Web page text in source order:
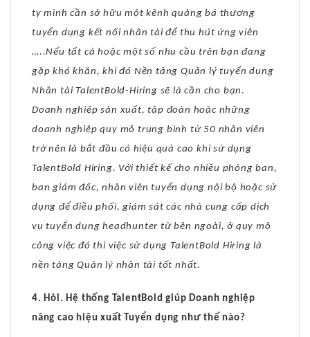
ty mình cần sở hữu một kênh quảng bá thương
tuyển dụng kết nối nhân tài để thu hút ứng viên
…..Nếu tất cả hoặc một số nhu cầu trên bạn đang
gặp khó khăn, khi đó Nền tảng Quản lý tuyển dụng
Nhân tài TalentBold-Hiring sẽ là cần cho bạn.
Doanh nghiệp sản xuất, tập đoàn hoặc những
doanh nghiệp quy mô trung bình từ 50 nhân viên
trở nên là bắt đầu có hiệu quả cao khi sử dụng
TalentBold Hiring. Với thiết kế cho nhiều phòng ban,
ban giám đốc, nhân viên tuyển dụng nội bộ hoặc sử
dụng để điều phối, giám sát các nhà cung cấp dịch
vụ tuyển dụng headhunter từ bên ngoài, ở quy mô
công việc đó thì việc sử dụng TalentBold Hiring là
nền tảng Quản lý nhân tài tốt nhất.
4. Hỏi. Hệ thống TalentBold giúp Doanh nghiệp
nâng cao hiệu xuất Tuyển dụng như thế nào?